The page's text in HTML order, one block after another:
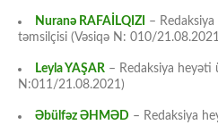
Nuranə RAFAİLQIZI
–
təmsilçisi (Vəsiqə N: 010/
Leyla YAŞAR – Redaksiya heyəti
N:011/21.08.2021)
Əbülfəz ƏHMƏD – Redaksiya